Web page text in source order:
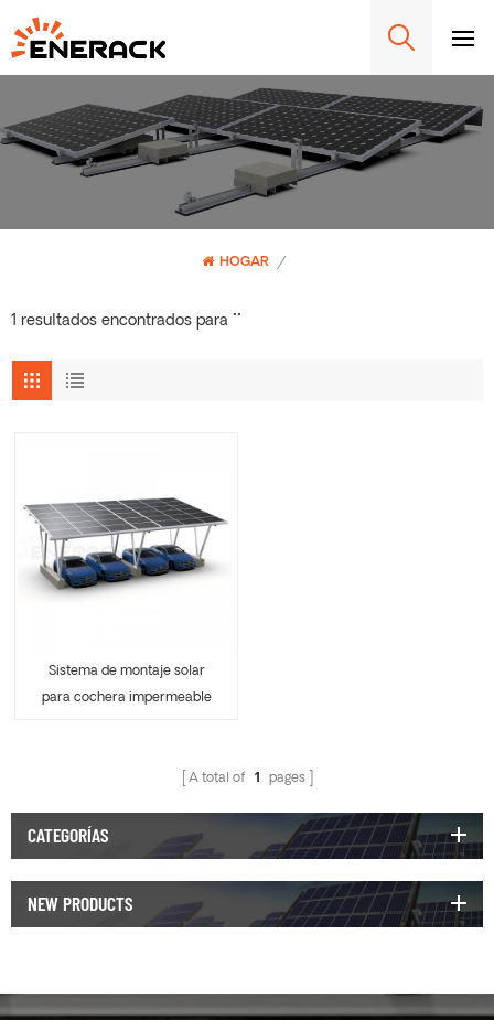
HOGAR /
1 resultados encontrados para ""
Sistema de montaje solar
para cochera impermeable
A total of 1 pages
CATEGORÍAS
NEW PRODUCTS